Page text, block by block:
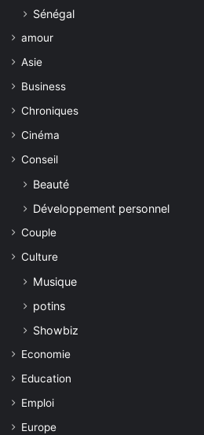
Sénégal
amour
Asie
Business
Chroniques
Cinéma
Conseil
Beauté
Développement personnel
Couple
Culture
Musique
potins
Showbiz
Economie
Education
Emploi
Europe